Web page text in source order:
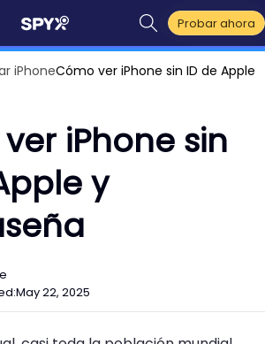
Probar ahora
iPhoneCómo ver iPhone sin ID de Apple
iPhone sin
y
May 22, 2025